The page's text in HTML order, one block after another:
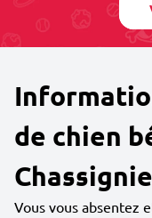
de chien
Vous vous absentez